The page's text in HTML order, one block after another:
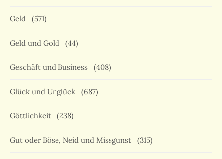
Geld (571)
Geld und Gold (44)
Geschäft und Business (408)
Glück und Unglück (687)
Göttlichkeit (238)
Gut oder Böse, Neid und Missgunst (315)